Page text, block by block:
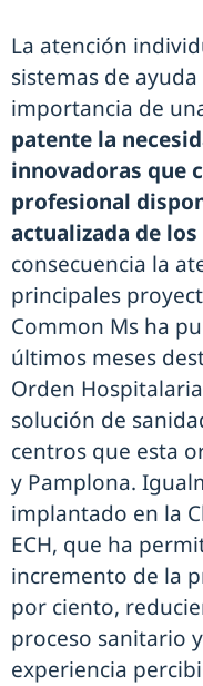
La atención
sistemas de
importancia de
patente la
innovadoras que
profesional
actualizada de
consecuencia la
principales
Common Ms ha
últimos meses
Orden
solución de
centros que esta
y Pamplona.
implantado en la
ECH, que ha
incremento de la
por ciento,
proceso sanitario
experiencia